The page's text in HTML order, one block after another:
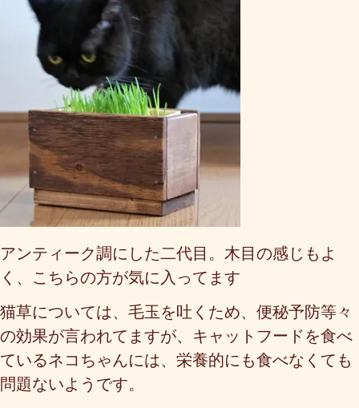
アンティーク調にした二代目。木目の感じもよ
く、こちらの方が気に入ってます
猫草については、毛玉を吐くため、便秘予防等々
の効果が言われてますが、キャットフードを食べ
ているネコちゃんには、栄養的にも食べなくても
問題ないようです。